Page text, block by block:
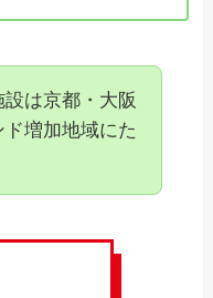
は京都・大阪
増加地域にた